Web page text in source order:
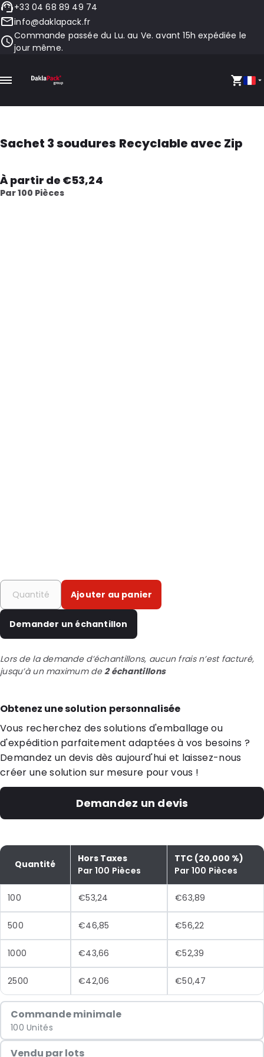
+33 04 68 89 49 74
info@daklapack.fr
Commande passée du Lu. au Ve. avant 15h expédiée le
jour même.
Sachet 3 soudures Recyclable avec Zip
À partir de €53,24
Par 100 Pièces
Ajouter au panier
Demander un échantillon
Lors de la demande d’échantillons, aucun frais n’est facturé,
jusqu’à un maximum de2 échantillons
Obtenez une solution personnalisée
Vous recherchez des solutions d'emballage ou
d'expédition parfaitement adaptées à vos besoins ?
Demandez un devis dès aujourd'hui et laissez-nous
créer une solution sur mesure pour vous !
Demandez un devis
Quantité
Hors Taxes
Par 100 Pièces
TTC (20,000 %)
Par 100 Pièces
100 €53,24 €63,89
500 €46,85 €56,22
1000 €43,66 €52,39
2500 €42,06 €50,47
Commande minimale
100 Unités
Vendu par lots